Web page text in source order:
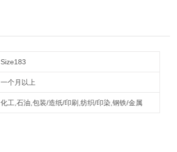
Size183
一个月以上
化工,石油,包装/造纸/印刷,纺织/印染,钢铁/金属